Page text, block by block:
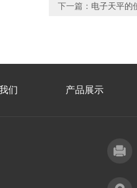
下一篇： 电子天平的
们 产品展示